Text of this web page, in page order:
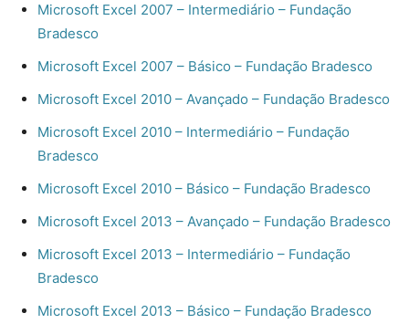
Microsoft Excel 2007 – Intermediário – Fundação
Bradesco
Microsoft Excel 2007 – Básico – Fundação Bradesco
Microsoft Excel 2010 – Avançado – Fundação Bradesco
Microsoft Excel 2010 – Intermediário – Fundação
Bradesco
Microsoft Excel 2010 – Básico – Fundação Bradesco
Microsoft Excel 2013 – Avançado – Fundação Bradesco
Microsoft Excel 2013 – Intermediário – Fundação
Bradesco
Microsoft Excel 2013 – Básico – Fundação Bradesco